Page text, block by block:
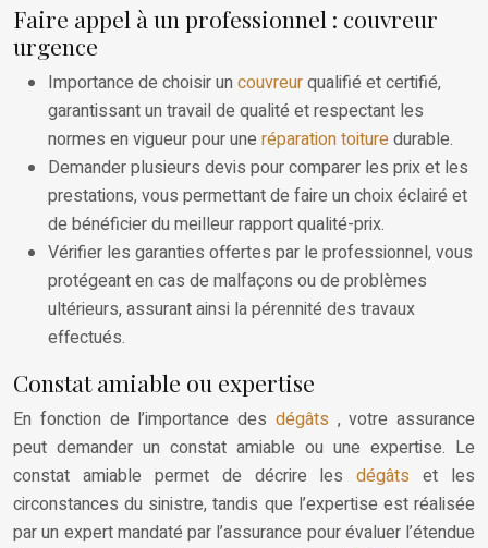
Faire appel à un professionnel : couvreur
urgence
Importance de choisir un couvreurqualifié et certifié,
garantissant un travail de qualité et respectant les
normes en vigueur pour une réparation toituredurable.
Demander plusieurs devis pour comparer les prix et les
prestations, vous permettant de faire un choix éclairé et
de bénéficier du meilleur rapport qualité-prix.
Vérifier les garanties offertes par le professionnel, vous
protégeant en cas de malfaçons ou de problèmes
ultérieurs, assurant ainsi la pérennité des travaux
effectués.
Constat amiable ou expertise
En fonction de l’importance des dégâts , votre assurance
peut demander un constat amiable ou une expertise. Le
constat amiable permet de décrire lesdégâtset les
circonstances du sinistre, tandis que l’expertise est réalisée
par un expert mandaté par l’assurance pour évaluer l’étendue